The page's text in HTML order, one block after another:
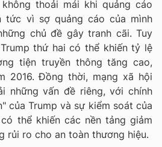
thoải mái khi quảng cáo
tức vì sợ quảng cáo của mình
chủ đề gây tranh cãi. Tuy
thứ hai có thể khiến tỷ lệ
tiện truyền thông tăng cao,
2016. Đồng thời, mạng xã hội
những vấn đề riêng, với chính
của Trump và sự kiểm soát của
thể khiến các nền tảng giảm
rủi ro cho an toàn thương hiệu.